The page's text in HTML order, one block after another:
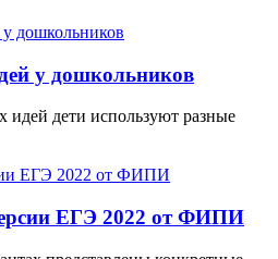
у дошкольников
идей дети используют разные
ЕГЭ 2022 от ФИПИ